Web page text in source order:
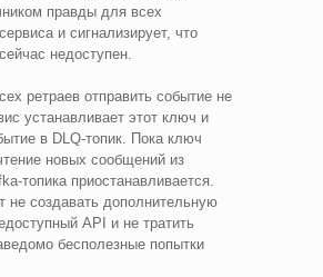
правды для всех
и сигнализирует, что
недоступен.
ретраев отправить событие не
устанавливает этот ключ и
в DLQ-топик. Пока ключ
новых сообщений из
топика приостанавливается.
не создавать дополнительную
API и не тратить
бесполезные попытки